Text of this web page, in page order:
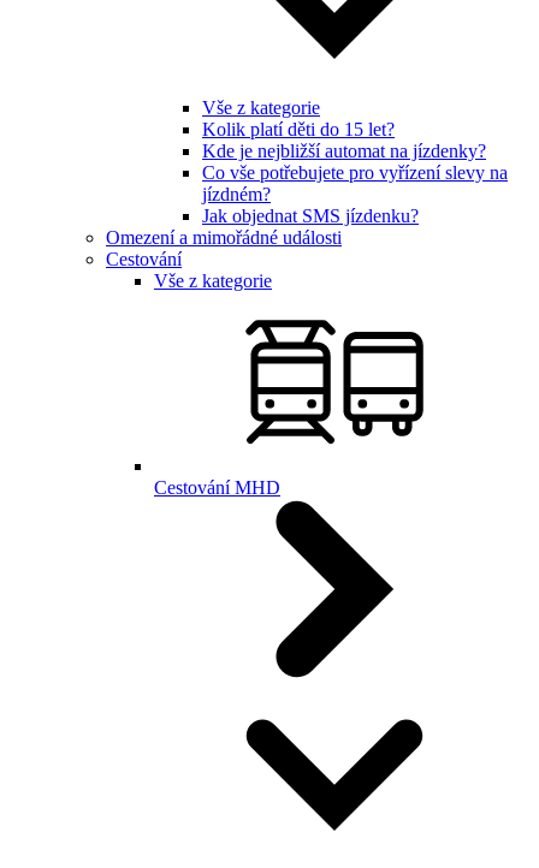
Vše z kategorie
Kolik platí děti do 15 let?
Kde je nejbližší automat na jízdenky?
Co vše potřebujete pro vyřízení slevy na
jízdném?
Jak objednat SMS jízdenku?
Omezení a mimořádné události
Cestování
Vše z kategorie
Cestování MHD